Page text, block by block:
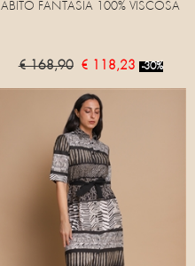
ABITO FANTASIA 100% VISCOSA
€ 168,90 € 118,23 -30%